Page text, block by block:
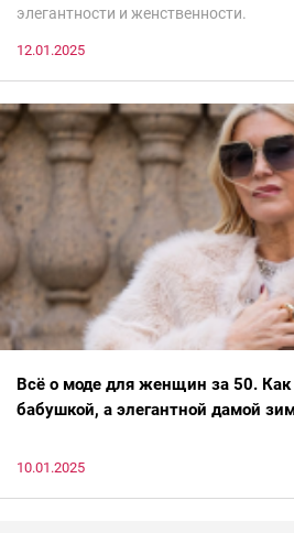
элегантности и женственности.
12.01.2025
Всё о моде для женщин за 50. Как
бабушкой, а элегантной дамой
10.01.2025